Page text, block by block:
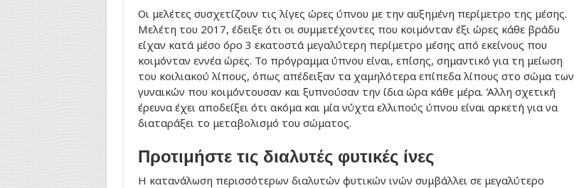
Οι μελέτες συσχετίζουν τις λίγες ώρες ύπνου με την αυξημένη περίμετρο της μέσης.
Μελέτη του 2017, έδειξε ότι οι συμμετέχοντες που κοιμόνταν έξι ώρες κάθε βράδυ
είχαν κατά μέσο όρο 3 εκατοστά μεγαλύτερη περίμετρο μέσης από εκείνους που
κοιμόνταν εννέα ώρες. Το πρόγραμμα ύπνου είναι, επίσης, σημαντικό για τη μείωση
του κοιλιακού λίπους, όπως απέδειξαν τα χαμηλότερα επίπεδα λίπους στο σώμα των
γυναικών που κοιμόντουσαν και ξυπνούσαν την ίδια ώρα κάθε μέρα. Άλλη σχετική
έρευνα έχει αποδείξει ότι ακόμα και μία νύχτα ελλιπούς ύπνου είναι αρκετή για να
διαταράξει το μεταβολισμό του σώματος.
Προτιμήστε τις διαλυτές φυτικές ίνες
Η κατανάλωση περισσότερων διαλυτών φυτικών ινών συμβάλλει σε μεγαλύτερο